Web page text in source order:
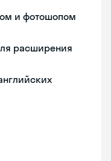
и фотошопом
расширения